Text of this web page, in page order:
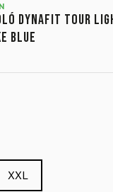
DYNAFIT Tour
Blue
XXL